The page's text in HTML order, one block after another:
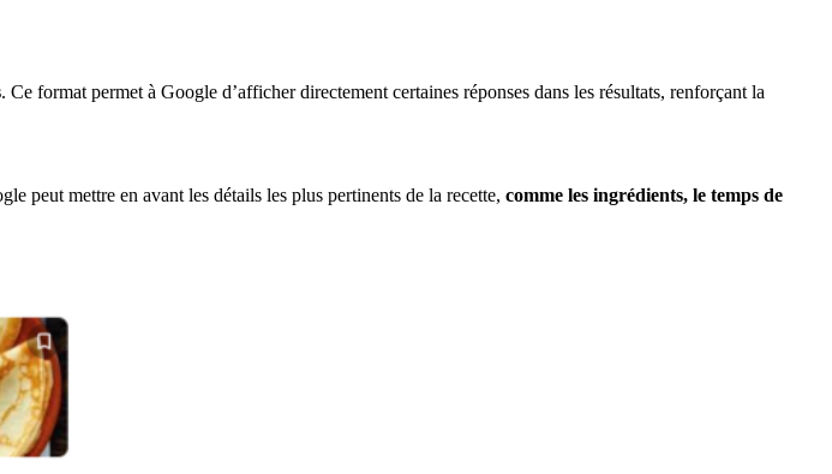
. Ce format permet à Google d’afficher directement certaines réponses dans les résultats, renforçant la
peut mettre en avant les détails les plus pertinents de la recette, comme les ingrédients, le temps de